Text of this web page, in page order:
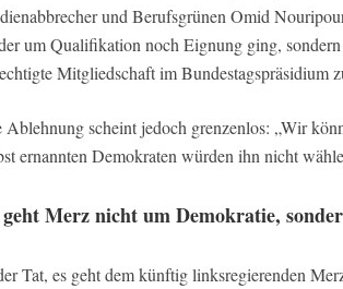
und Berufsgrünen Omid
um Qualifikation noch Eignung ging,
Mitgliedschaft im Bundestagspräsidium
Ablehnung scheint jedoch grenzenlos: „Wir
ernannten Demokraten würden ihn nicht
Merz nicht um Demokratie,
Tat, es geht dem künftig linksregierenden